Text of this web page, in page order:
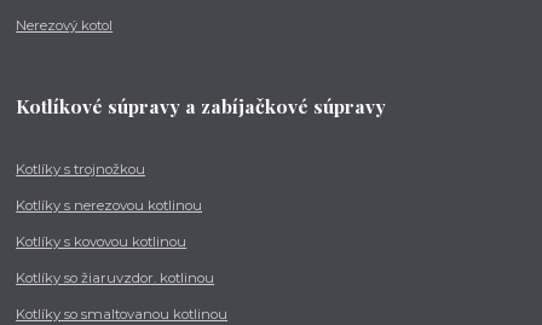
Nerezový kotol
Kotlíkové súpravy a zabíjačkové súpravy
Kotlíky s trojnožkou
Kotlíky s nerezovou kotlinou
Kotlíky s kovovou kotlinou
Kotlíky so žiaruvzdor. kotlinou
Kotlíky so smaltovanou kotlinou